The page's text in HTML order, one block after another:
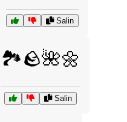
Salin
🏞️🪨🌺🌼
Salin